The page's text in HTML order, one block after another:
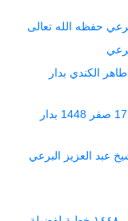
حفظه الله تعالى
للشيخ طاهر الكندي بدار
الإيمان بالقدر خطبة الشيخ حسين الشراعي في17 صفر 1448 بدار
لفضيلة الشيخ عبد العزيز البرعي